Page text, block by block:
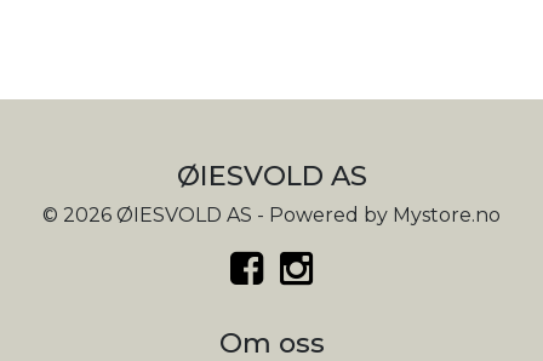
ØIESVOLD AS
© 2026 ØIESVOLD AS - Powered by Mystore.no
Om oss